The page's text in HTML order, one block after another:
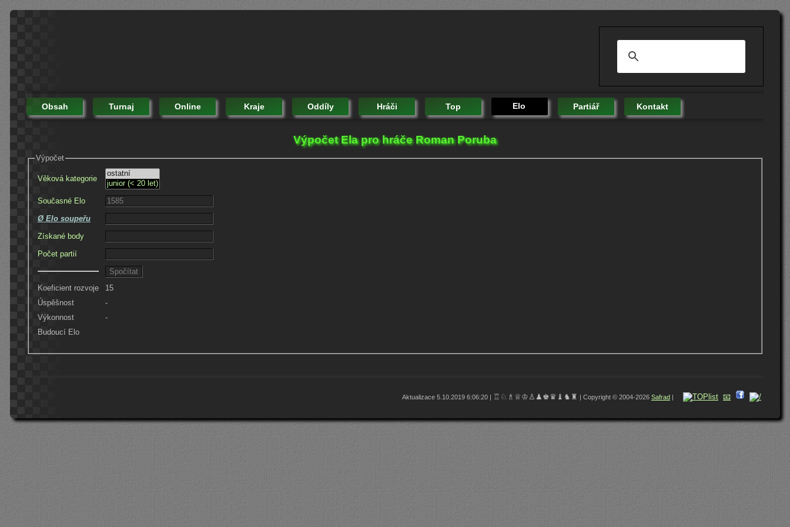
Obsah Turnaj Online Kraje Oddíly Hráči Top Elo Partiář Kontakt
Výpočet Ela pro hráče Roman Poruba
Výpočet
Věková kategorie
Současné Elo
Ø Elo soupeřu
Získané body
Počet partií
Koeficient rozvoje
15
Úspěšnost
-
Výkonnost
-
Budoucí Elo
Aktualizace 5.10.2019 6:06:20 | ♖♘♗♕♔♙♟♚♛♝♞♜ | Copyright © 2004-2026 Safrad | 📧